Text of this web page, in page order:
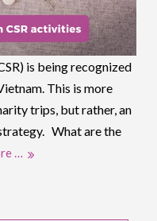
is being recognized
This is more
trips, but rather, an
What are the
…